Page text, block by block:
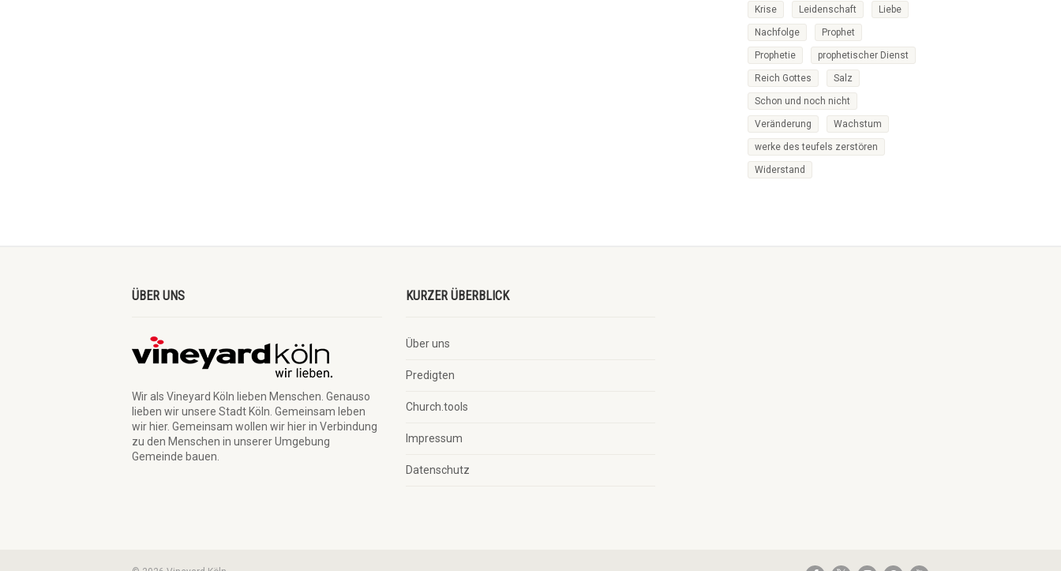
Krise Leidenschaft Liebe
Nachfolge Prophet
Prophetie prophetischer Dienst
Reich Gottes Salz
Schon und noch nicht
Veränderung Wachstum
werke des teufels zerstören
Widerstand
ÜBER UNS
Wir als Vineyard Köln lieben Menschen. Genauso
lieben wir unsere Stadt Köln. Gemeinsam leben
wir hier. Gemeinsam wollen wir hier in Verbindung
zu den Menschen in unserer Umgebung
Gemeinde bauen.
KURZER ÜBERBLICK
Über uns
Predigten
Church.tools
Impressum
Datenschutz